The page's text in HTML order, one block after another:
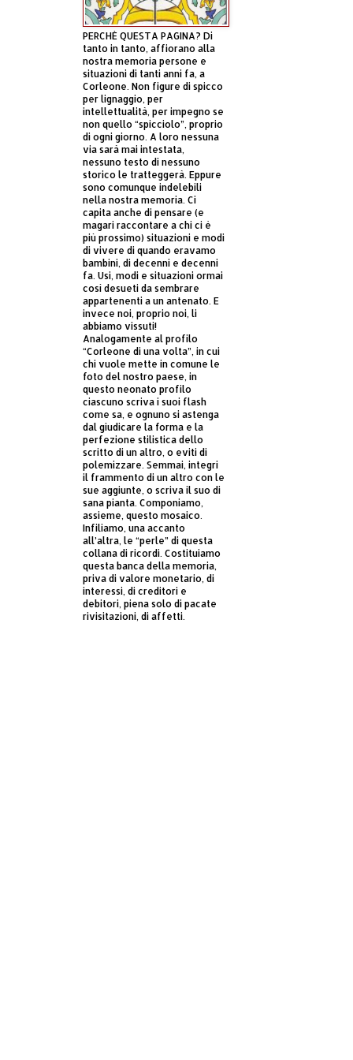
PERCHÈ QUESTA PAGINA? Di
tanto in tanto, affiorano alla
nostra memoria persone e
situazioni di tanti anni fa, a
Corleone. Non figure di spicco
per lignaggio, per
intellettualità, per impegno se
non quello “spicciolo”, proprio
di ogni giorno. A loro nessuna
via sarà mai intestata,
nessuno testo di nessuno
storico le tratteggerà. Eppure
sono comunque indelebili
nella nostra memoria. Ci
capita anche di pensare (e
magari raccontare a chi ci è
più prossimo) situazioni e modi
di vivere di quando eravamo
bambini, di decenni e decenni
fa. Usi, modi e situazioni ormai
così desueti da sembrare
appartenenti a un antenato. E
invece noi, proprio noi, li
abbiamo vissuti!
Analogamente al profilo
“Corleone di una volta”, in cui
chi vuole mette in comune le
foto del nostro paese, in
questo neonato profilo
ciascuno scriva i suoi flash
come sa, e ognuno si astenga
dal giudicare la forma e la
perfezione stilistica dello
scritto di un altro, o eviti di
polemizzare. Semmai, integri
il frammento di un altro con le
sue aggiunte, o scriva il suo di
sana pianta. Componiamo,
assieme, questo mosaico.
Infiliamo, una accanto
all’altra, le “perle” di questa
collana di ricordi. Costituiamo
questa banca della memoria,
priva di valore monetario, di
interessi, di creditori e
debitori, piena solo di pacate
rivisitazioni, di affetti.